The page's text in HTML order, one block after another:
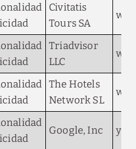
Civitatis
Tours SA
Triadvisor
LLC
The Hotels
Network SL
Google, Inc